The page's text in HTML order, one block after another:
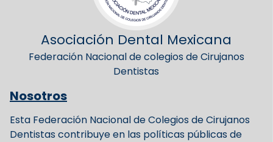
Asociación Dental Mexicana
Federación Nacional de colegios de Cirujanos
Dentistas
Nosotros
Esta Federación Nacional de Colegios de Cirujanos
Dentistas contribuye en las políticas públicas de